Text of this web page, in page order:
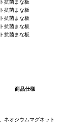
商品仕様
ネオジウムマグネット